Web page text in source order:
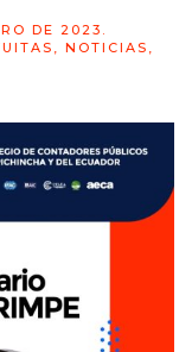
DE 2023 .
, NOTICIAS ,